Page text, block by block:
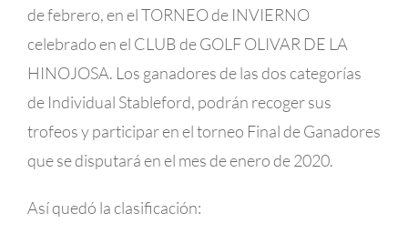
de febrero, en el TORNEO de INVIERNO
celebrado en el CLUB de GOLF OLIVAR DE LA
HINOJOSA. Los ganadores de las dos categorías
de Individual Stableford, podrán recoger sus
trofeos y participar en el torneo Final de Ganadores
que se disputará en el mes de enero de 2020.
Así quedó la clasificación: